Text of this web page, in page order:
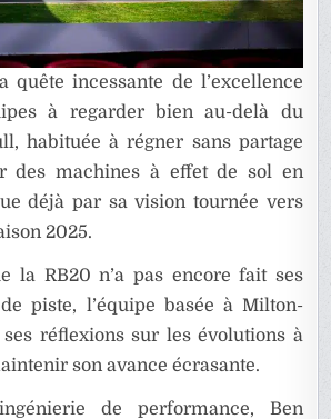
quête incessante de l’excellence
à regarder bien au-delà du
habituée à régner sans partage
des machines à effet de sol en
déjà par sa vision tournée vers
2025.
la RB20 n’a pas encore fait ses
piste, l’équipe basée à Milton-
réflexions sur les évolutions à
son avance écrasante.
de performance, Ben